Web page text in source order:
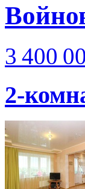
3 400
2-